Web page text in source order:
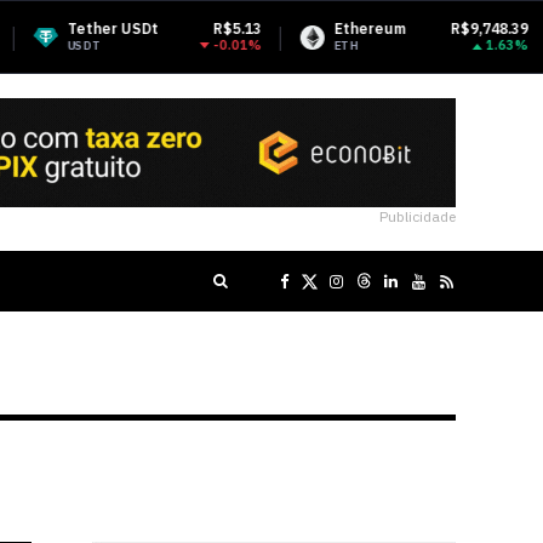
USDt R$5.13 Ethereum R$9,748.39
ETH
BNB
BNB
Publicidade